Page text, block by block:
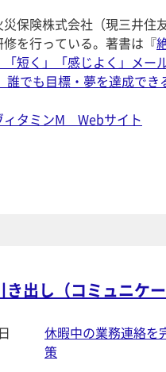
災保険株式会社（現三井住
を行っている。著書は『
「短く」「感じよく」メー
誰でも目標・夢を達成で
ィタミンM Webサイト
出し（コミュニケー
休暇中の業務連絡
策